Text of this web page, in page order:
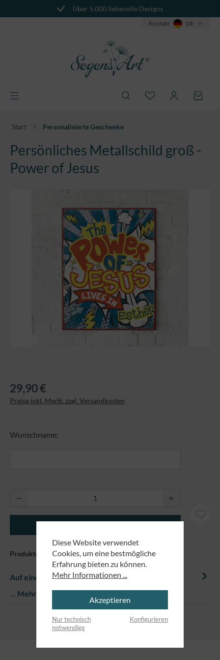
Über 5.000 liebevolle Designs
Kontakt DE
Start Personalisierte Geschenke
Persönliches Metallschild groß -
Power of Jesus
Bildergalerie überspringen
29,90 €
Preise inkl. MwSt. zzgl. Versandkosten
Wunschname:
Produkt Anzahl: Gib den gewünschten
Produktnummer:81073
Auf einem Blick
… Mehr
Diese Website verwendet
Cookies, um eine bestmögliche
Erfahrung bieten zu können.
Mehr Informationen ...
Akzeptieren
Nur technisch
notwendige
Konfigurieren